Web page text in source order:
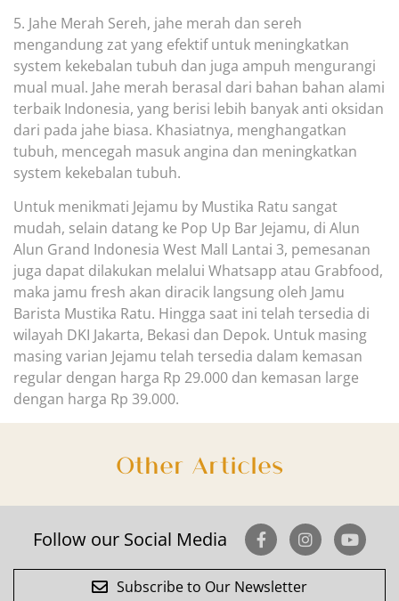
5. Jahe Merah Sereh, jahe merah dan sereh
mengandung zat yang efektif untuk meningkatkan
system kekebalan tubuh dan juga ampuh mengurangi
mual mual. Jahe merah berasal dari bahan bahan alami
terbaik Indonesia, yang berisi lebih banyak anti oksidan
dari pada jahe biasa. Khasiatnya, menghangatkan
tubuh, mencegah masuk angina dan meningkatkan
system kekebalan tubuh.
Untuk menikmati Jejamu by Mustika Ratu sangat
mudah, selain datang ke Pop Up Bar Jejamu, di Alun
Alun Grand Indonesia West Mall Lantai 3, pemesanan
juga dapat dilakukan melalui Whatsapp atau Grabfood,
maka jamu fresh akan diracik langsung oleh Jamu
Barista Mustika Ratu. Hingga saat ini telah tersedia di
wilayah DKI Jakarta, Bekasi dan Depok. Untuk masing
masing varian Jejamu telah tersedia dalam kemasan
regular dengan harga Rp 29.000 dan kemasan large
dengan harga Rp 39.000.
Other Articles
Follow our Social Media
Subscribe to Our Newsletter